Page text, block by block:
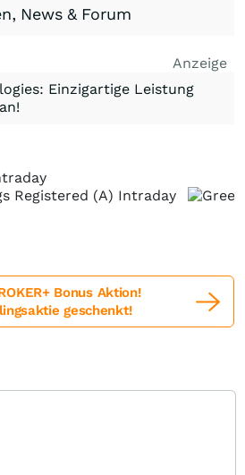
News & Forum
Anzeige
Einzigartige Leistung
Bonus Aktion!
geschenkt!